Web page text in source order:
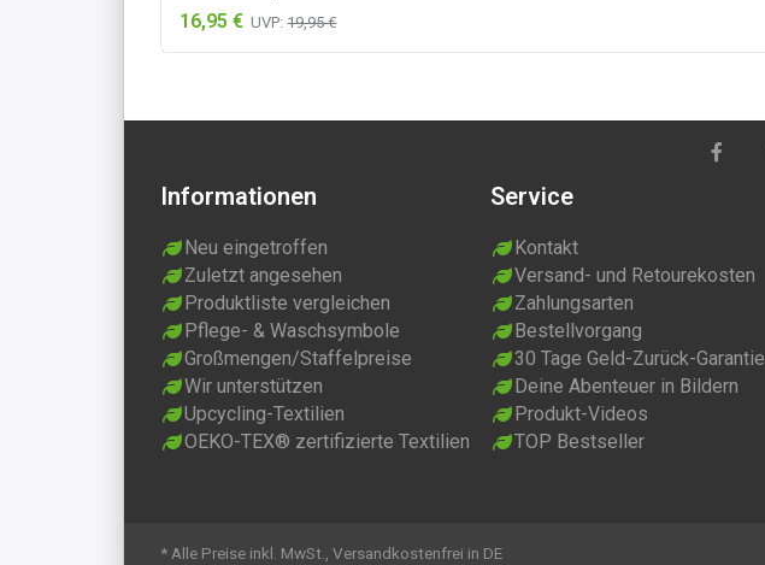
16,95 € UVP: 19,95 €
Informationen
Neu eingetroffen
Zuletzt angesehen
Produktliste vergleichen
Pflege- & Waschsymbole
Großmengen/Staffelpreise
Wir unterstützen
Upcycling-Textilien
OEKO-TEX® zertifizierte Textilien
Service
Kontakt
Versand- und Retourekosten
Zahlungsarten
Bestellvorgang
30 Tage Geld-Zurück-Garantie
Deine Abenteuer in Bildern
Produkt-Videos
TOP Bestseller
* Alle Preise inkl. MwSt., Versandkostenfrei in DE